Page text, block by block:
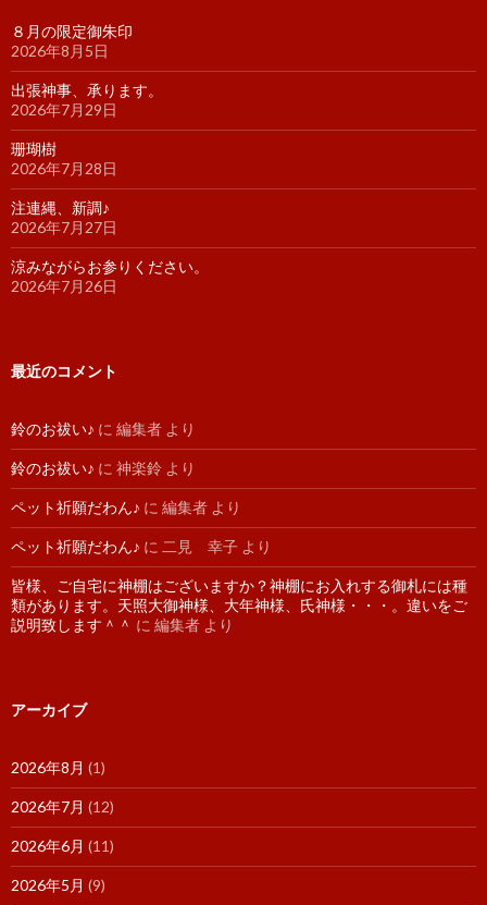
８月の限定御朱印
2026年8月5日
出張神事、承ります。
2026年7月29日
珊瑚樹
2026年7月28日
注連縄、新調♪
2026年7月27日
涼みながらお参りください。
2026年7月26日
最近のコメント
鈴のお祓い♪ に 編集者 より
鈴のお祓い♪ に 神楽鈴 より
ペット祈願だわん♪ に 編集者 より
ペット祈願だわん♪ に 二見 幸子 より
皆様、ご自宅に神棚はございますか？神棚にお入れする御札には種
類があります。天照大御神様、大年神様、氏神様・・・。違いをご
説明致します＾＾ に 編集者 より
アーカイブ
2026年8月 (1)
2026年7月 (12)
2026年6月 (11)
2026年5月 (9)